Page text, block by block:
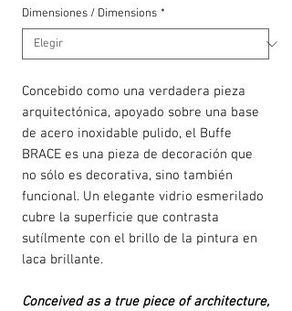
Dimensiones / Dimensions *
Concebido como una verdadera pieza
arquitectónica, apoyado sobre una base
de acero inoxidable pulido, el Buffe
BRACE es una pieza de decoración que
no sólo es decorativa, sino también
funcional. Un elegante vidrio esmerilado
cubre la superficie que contrasta
sutílmente con el brillo de la pintura en
laca brillante.
Conceived as a true piece of architecture,